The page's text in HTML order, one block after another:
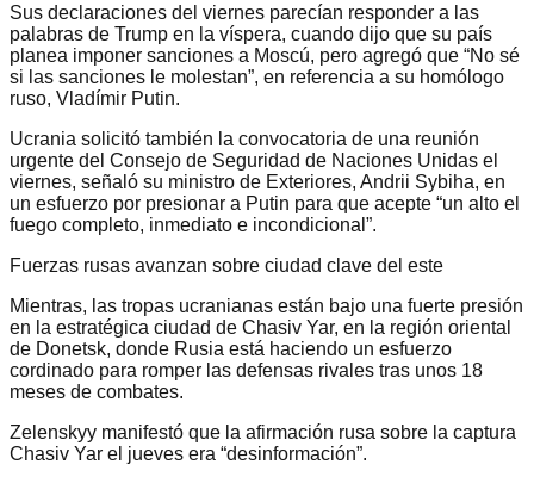
Sus declaraciones del viernes parecían responder a las
palabras de Trump en la víspera, cuando dijo que su país
planea imponer sanciones a Moscú, pero agregó que “No sé
si las sanciones le molestan”, en referencia a su homólogo
ruso, Vladímir Putin.
Ucrania solicitó también la convocatoria de una reunión
urgente del Consejo de Seguridad de Naciones Unidas el
viernes, señaló su ministro de Exteriores, Andrii Sybiha, en
un esfuerzo por presionar a Putin para que acepte “un alto el
fuego completo, inmediato e incondicional”.
Fuerzas rusas avanzan sobre ciudad clave del este
Mientras, las tropas ucranianas están bajo una fuerte presión
en la estratégica ciudad de Chasiv Yar, en la región oriental
de Donetsk, donde Rusia está haciendo un esfuerzo
cordinado para romper las defensas rivales tras unos 18
meses de combates.
Zelenskyy manifestó que la afirmación rusa sobre la captura
Chasiv Yar el jueves era “desinformación”.